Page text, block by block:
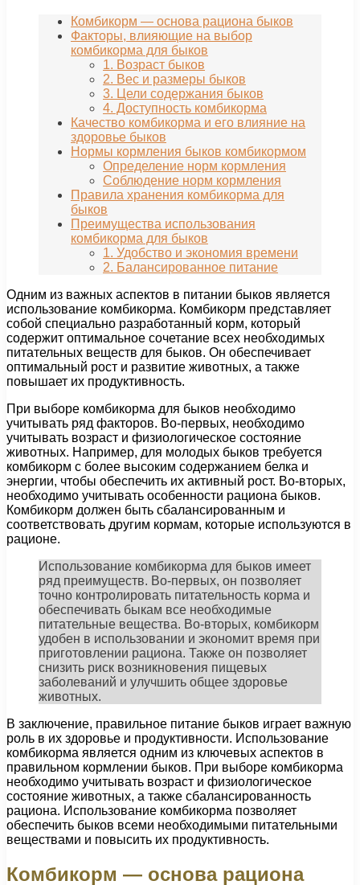
Комбикорм — основа рациона быков
Факторы, влияющие на выбор
комбикорма для быков
1. Возраст быков
2. Вес и размеры быков
3. Цели содержания быков
4. Доступность комбикорма
Качество комбикорма и его влияние на
здоровье быков
Нормы кормления быков комбикормом
Определение норм кормления
Соблюдение норм кормления
Правила хранения комбикорма для
быков
Преимущества использования
комбикорма для быков
1. Удобство и экономия времени
2. Балансированное питание
Одним из важных аспектов в питании быков является
использование комбикорма. Комбикорм представляет
собой специально разработанный корм, который
содержит оптимальное сочетание всех необходимых
питательных веществ для быков. Он обеспечивает
оптимальный рост и развитие животных, а также
повышает их продуктивность.
При выборе комбикорма для быков необходимо
учитывать ряд факторов. Во-первых, необходимо
учитывать возраст и физиологическое состояние
животных. Например, для молодых быков требуется
комбикорм с более высоким содержанием белка и
энергии, чтобы обеспечить их активный рост. Во-вторых,
необходимо учитывать особенности рациона быков.
Комбикорм должен быть сбалансированным и
соответствовать другим кормам, которые используются в
рационе.
Использование комбикорма для быков имеет
ряд преимуществ. Во-первых, он позволяет
точно контролировать питательность корма и
обеспечивать быкам все необходимые
питательные вещества. Во-вторых, комбикорм
удобен в использовании и экономит время при
приготовлении рациона. Также он позволяет
снизить риск возникновения пищевых
заболеваний и улучшить общее здоровье
животных.
В заключение, правильное питание быков играет важную
роль в их здоровье и продуктивности. Использование
комбикорма является одним из ключевых аспектов в
правильном кормлении быков. При выборе комбикорма
необходимо учитывать возраст и физиологическое
состояние животных, а также сбалансированность
рациона. Использование комбикорма позволяет
обеспечить быков всеми необходимыми питательными
веществами и повысить их продуктивность.
Комбикорм — основа рациона